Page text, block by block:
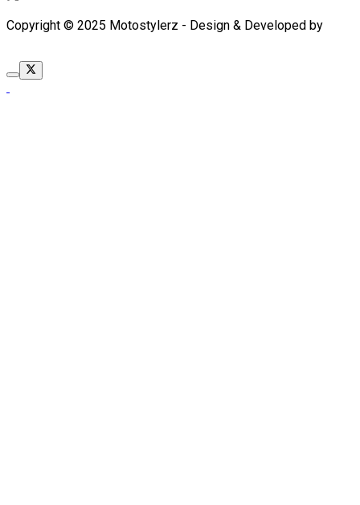
Copyright © 2025 Motostylerz - Design & Developed by